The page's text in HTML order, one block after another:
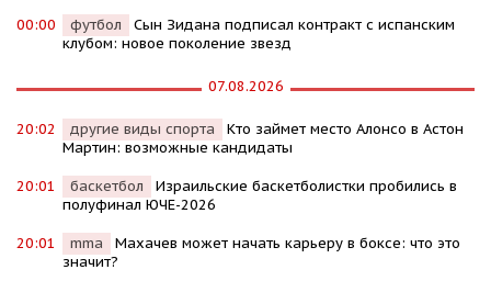
00:00 футбол
Сын Зидана подписал контракт с испанским
клубом: новое поколение звезд
07.08.2026
20:02 другие виды спорта
Кто займет место Алонсо в Астон
Мартин: возможные кандидаты
20:01 баскетбол
Израильские баскетболистки пробились в
полуфинал ЮЧЕ-2026
20:01 mma
Махачев может начать карьеру в боксе: что это
значит?